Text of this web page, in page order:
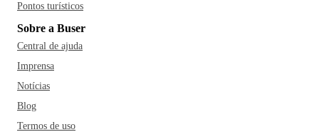
Pontos turísticos
Sobre a Buser
Central de ajuda
Imprensa
Notícias
Blog
Termos de uso